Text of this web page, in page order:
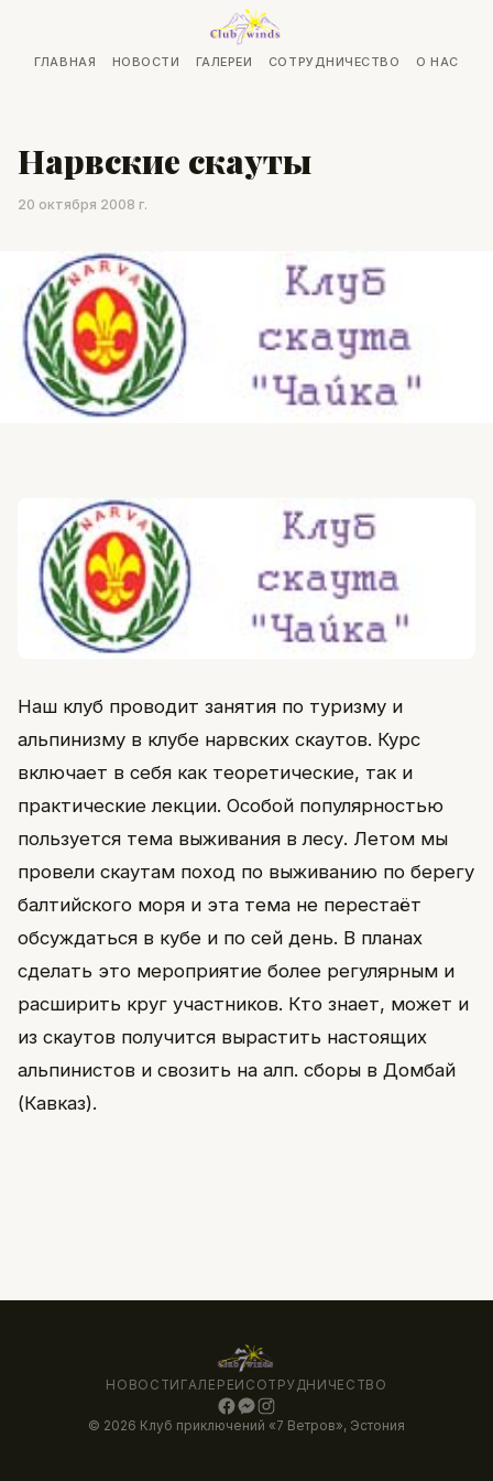
ГЛАВНАЯ НОВОСТИ ГАЛЕРЕИ СОТРУДНИЧЕСТВО О НАС
Нарвские скауты
20 октября 2008 г.
Наш клуб проводит занятия по туризму и
альпинизму в клубе нарвских скаутов. Курс
включает в себя как теоретические, так и
практические лекции. Особой популярностью
пользуется тема выживания в лесу. Летом мы
провели скаутам поход по выживанию по берегу
балтийского моря и эта тема не перестаёт
обсуждаться в кубе и по сей день. В планах
сделать это мероприятие более регулярным и
расширить круг участников. Кто знает, может и
из скаутов получится вырастить настоящих
альпинистов и свозить на алп. сборы в Домбай
(Кавказ).
НОВОСТИ ГАЛЕРЕИ СОТРУДНИЧЕСТВО
© 2026 Клуб приключений «7 Ветров», Эстония